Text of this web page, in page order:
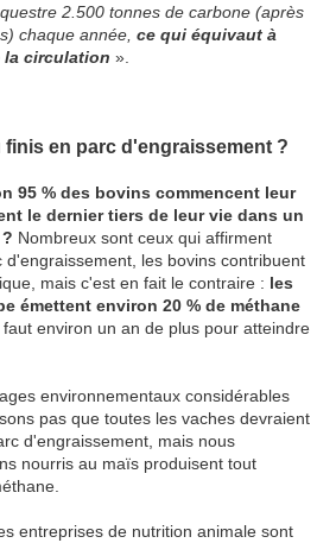
2.500 tonnes de carbone (après
chaque année, ce qui équivaut à
la circulation ».
en parc d'engraissement ?
95 % des bovins commencent leur
le dernier tiers de leur vie dans un
Nombreux sont ceux qui affirment
les bovins contribuent
mais c'est en fait le contraire : les
émettent environ 20 % de méthane
environ un an de plus pour atteindre
environnementaux considérables
pas que toutes les vaches devraient
d'engraissement, mais nous
nourris au maïs produisent tout
entreprises de nutrition animale sont